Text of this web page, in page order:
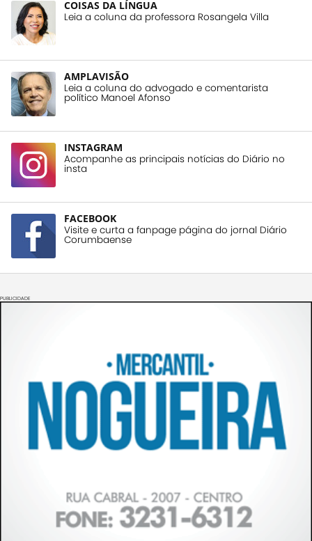
COISAS DA LÍNGUA
Leia a coluna da professora Rosangela Villa
AMPLAVISÃO
Leia a coluna do advogado e comentarista
político Manoel Afonso
INSTAGRAM
Acompanhe as principais notícias do Diário no
insta
FACEBOOK
Visite e curta a fanpage página do jornal Diário
Corumbaense
PUBLICIDADE